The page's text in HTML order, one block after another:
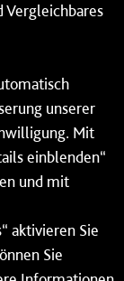
sowie an
Ihre
des
erhalten Sie
zu
Vergleichbares
unserer
Mit
einblenden“
und mit
aktivieren Sie
Sie